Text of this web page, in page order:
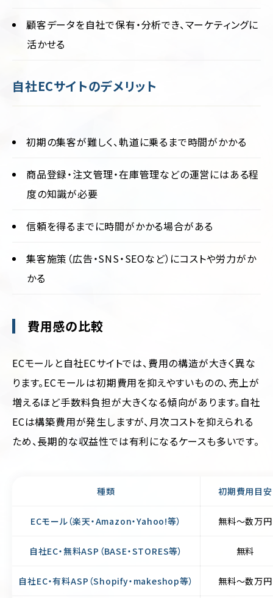
顧客データを自社で保有・分析でき、マーケティングに
活かせる
自社ECサイトのデメリット
初期の集客が難しく、軌道に乗るまで時間がかかる
商品登録・注文管理・在庫管理などの運営にはある程
度の知識が必要
信頼を得るまでに時間がかかる場合がある
集客施策（広告・SNS・SEOなど）にコストや労力がか
かる
費用感の比較
ECモールと自社ECサイトでは、費用の構造が大きく異な
ります。ECモールは初期費用を抑えやすいものの、売上が
増えるほど手数料負担が大きくなる傾向があります。自社
ECは構築費用が発生しますが、月次コストを抑えられる
ため、長期的な収益性では有利になるケースも多いです。
種類 初期費用目安
ECモール（楽天・Amazon・Yahoo!等） 無料〜数万円
自社EC・無料ASP（BASE・STORES等） 無料
自社EC・有料ASP（Shopify・makeshop等） 無料〜数万円